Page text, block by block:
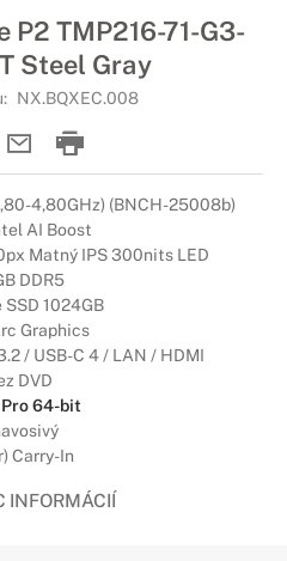
P2 TMP216-71-G3-
Steel Gray
NX.BQXEC.008
4,80GHz) (BNCH-25008b)
AI Boost
Matný IPS 300nits LED
DDR5
SSD 1024GB
Graphics
/ USB-C 4 / LAN / HDMI
DVD
64-bit
Carry-In
INFORMÁCIÍ